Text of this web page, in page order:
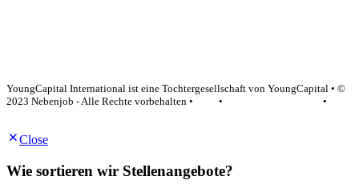
YoungCapital International ist eine Tochtergesellschaft von YoungCapital • ©
2023 Nebenjob - Alle Rechte vorbehalten •
•
•
Close
Wie sortieren wir Stellenangebote?